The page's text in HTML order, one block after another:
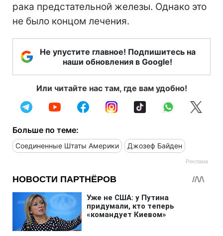
рака предстательной железы. Однако это
не было концом лечения.
Не упустите главное! Подпишитесь на
наши обновления в Google!
Или читайте нас там, где вам удобно!
Больше по теме:
Соединенные Штаты Америки Джозеф Байден